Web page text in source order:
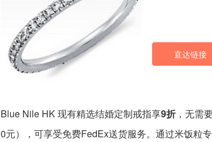
直达链接
Blue Nile HK 现有精选结婚定制戒指享9折 ，无需
0元），可享受免费FedEx送货服务。通过米饭粒